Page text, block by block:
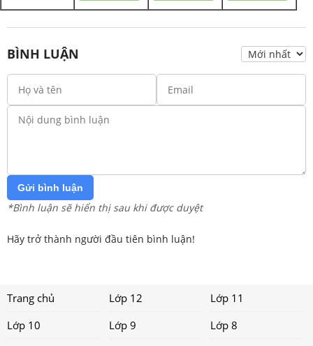
BÌNH LUẬN
Gửi bình luận
*Bình luận sẽ hiển thị sau khi được duyệt
Hãy trở thành người đầu tiên bình luận!
Trang chủ Lớp 12
Lớp 11
Lớp 10
Lớp 9
Lớp 8